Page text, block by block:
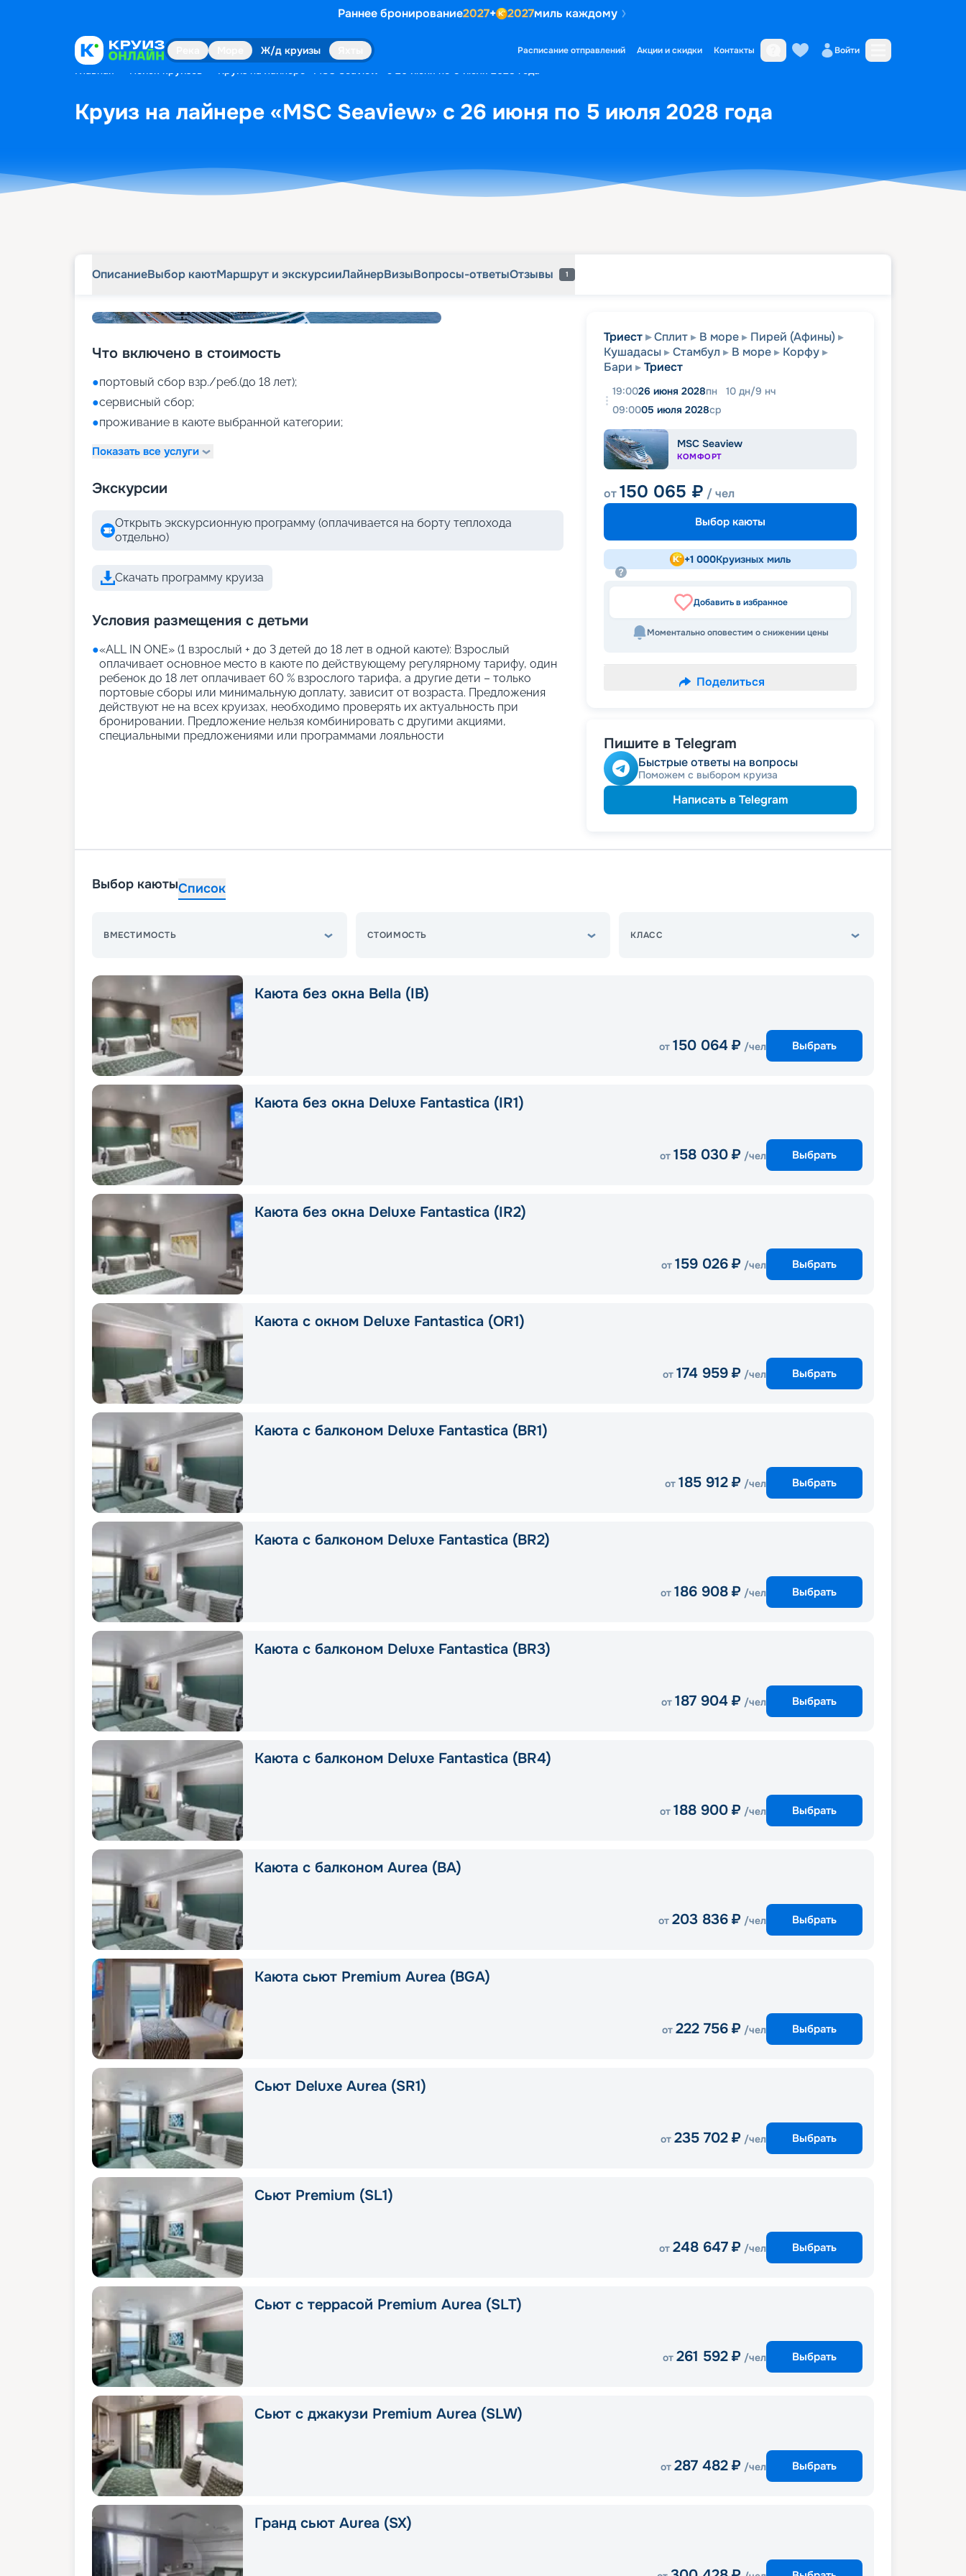
Раннее бронирование2027+ 2027миль каждому
Ж/д круизы Расписание отправлений Акции и скидки Контакты Войти
Главная Поиск круизов Круиз на лайнере «MSC Seaview» с 26 июня по 5 июля 2028 года
Круиз на лайнере «MSC Seaview» с 26 июня по 5 июля 2028 года
ОписаниеВыбор каютМаршрут и экскурсииЛайнерВизыВопросы-ответыОтзывы 1
Что включено в стоимость
●портовый сбор взр./реб.(до 18 лет);
●сервисный сбор;
●проживание в каюте выбранной категории;
Показать все услуги
Экскурсии
Открыть экскурсионную программу (оплачивается на борту теплохода
отдельно)
Скачать программу круиза
Условия размещения с детьми
●«АLL IN ONE» (1 взрослый + до 3 детей до 18 лет в одной каюте): Взрослый
оплачивает основное место в каюте по действующему регулярному тарифу, один
ребенок до 18 лет оплачивает 60 % взрослого тарифа, а другие дети – только
портовые сборы или минимальную доплату, зависит от возраста. Предложения
действуют не на всех круизах, необходимо проверять их актуальность при
бронировании. Предложение нельзя комбинировать с другими акциями,
специальными предложениями или программами лояльности
Триест Сплит В море
Пирей (Афины)
Кушадасы
Стамбул В море
Корфу
Бари
Триест
19:0026 июня 2028пн 10 дн/9 нч
09:0005 июля 2028ср
MSC Seaview
КОМФОРТ
от150 065 ₽ / чел
Выбор каюты
+1 000Круизных миль
Добавить в избранное
Моментально оповестим о снижении цены
Поделиться
Пишите в Telegram
Быстрые ответы на вопросы
Поможем с выбором круиза
Написать в Telegram
Выбор каютыСписок
ВМЕСТИМОСТЬ СТОИМОСТЬ КЛАСС
Каюта без окна Bella (IB)
от 150 064 ₽ /чел Выбрать
Каюта без окна Deluxe Fantastica (IR1)
от 158 030 ₽ /чел Выбрать
Каюта без окна Deluxe Fantastica (IR2)
от 159 026 ₽ /чел Выбрать
Каюта с окном Deluxe Fantastica (OR1)
от 174 959 ₽ /чел Выбрать
Каюта с балконом Deluxe Fantastica (BR1)
от 185 912 ₽ /чел Выбрать
Каюта с балконом Deluxe Fantastica (BR2)
от 186 908 ₽ /чел Выбрать
Каюта с балконом Deluxe Fantastica (BR3)
от 187 904 ₽ /чел Выбрать
Каюта с балконом Deluxe Fantastica (BR4)
от 188 900 ₽ /чел Выбрать
Каюта с балконом Aurea (BA)
от 203 836 ₽ /чел Выбрать
Каюта сьют Premium Aurea (BGA)
от 222 756 ₽ /чел Выбрать
Сьют Deluxe Aurea (SR1)
от 235 702 ₽ /чел Выбрать
Сьют Premium (SL1)
от 248 647 ₽ /чел Выбрать
Сьют с террасой Premium Aurea (SLT)
от 261 592 ₽ /чел Выбрать
Сьют с джакузи Premium Aurea (SLW)
от 287 482 ₽ /чел Выбрать
Гранд сьют Aurea (SX)